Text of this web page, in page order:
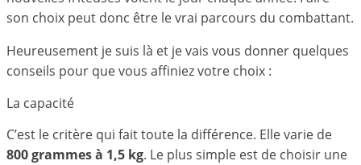
son choix peut donc être le vrai parcours du combattant.
Heureusement je suis là et je vais vous donner quelques
conseils pour que vous affiniez votre choix :
La capacité
C’est le critère qui fait toute la différence. Elle varie de
800 grammes à 1,5 kg. Le plus simple est de choisir une